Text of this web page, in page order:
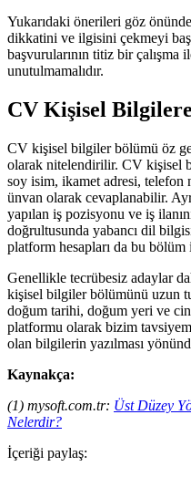
Yukarıdaki önerileri göz
dikkatini ve ilgisini çekmeyi
başvurularının titiz bir çalışma
unutulmamalıdır.
CV Kişisel
CV kişisel bilgiler bölümü öz
olarak nitelendirilir. CV kişisel
soy isim, ikamet adresi, telefon
ünvan olarak cevaplanabilir.
yapılan iş pozisyonu ve iş
doğrultusunda yabancı dil
platform hesapları da bu
Genellikle tecrübesiz adaylar
kişisel bilgiler bölümünü uzun
doğum tarihi, doğum yeri ve
platformu olarak bizim
olan bilgilerin yazılması
Kaynakça:
(1) mysoft.com.tr: Üst Düzey
Nelerdir?
İçeriği paylaş: